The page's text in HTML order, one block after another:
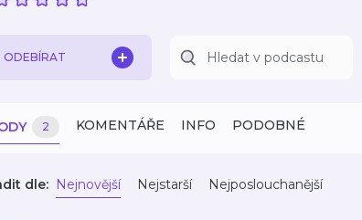
ODEBÍRAT
2 KOMENTÁŘE INFO PODOBNÉ
dle: Nejnovější Nejstarší Nejposlouchanější